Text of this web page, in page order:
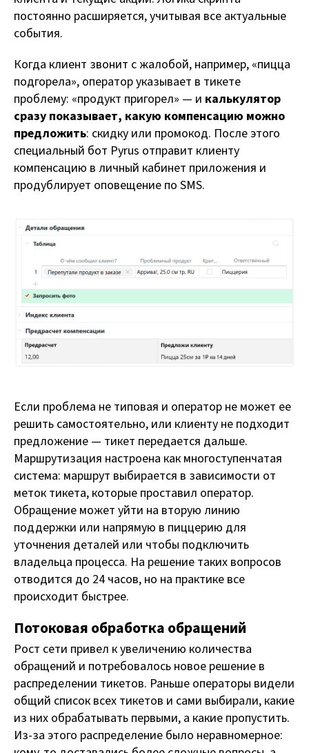
постоянно расширяется, учитывая все актуальные
события.
Когда клиент звонит с жалобой, например, «пицца
подгорела», оператор указывает в тикете
проблему: «продукт пригорел» — и калькулятор
сразу показывает, какую компенсацию можно
предложить: скидку или промокод. После этого
специальный бот Pyrus отправит клиенту
компенсацию в личный кабинет приложения и
продублирует оповещение по SMS.
Если проблема не типовая и оператор не может ее
решить самостоятельно, или клиенту не подходит
предложение — тикет передается дальше.
Маршрутизация настроена как многоступенчатая
система: маршрут выбирается в зависимости от
меток тикета, которые проставил оператор.
Обращение может уйти на вторую линию
поддержки или напрямую в пиццерию для
уточнения деталей или чтобы подключить
владельца процесса. На решение таких вопросов
отводится до 24 часов, но на практике все
происходит быстрее.
Потоковая обработка обращений
Рост сети привел к увеличению количества
обращений и потребовалось новое решение в
распределении тикетов. Раньше операторы видели
общий список всех тикетов и сами выбирали, какие
из них обрабатывать первыми, а какие пропустить.
Из-за этого распределение было неравномерное: